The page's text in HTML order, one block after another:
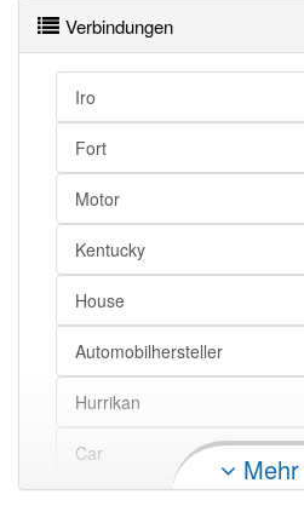
Mike Allen Specialties,
Automobilhersteller (1985–1987)
Verbindungen
Iro
Fort
Motor
Kentucky
House
Automobilhersteller
Hurrikan
Car Mehr